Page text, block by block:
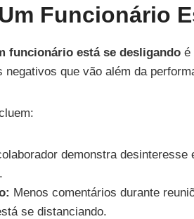
Funcionário
funcionário está se desligando é
que vão além da
demonstra
Menos comentários durante
se distanciando.